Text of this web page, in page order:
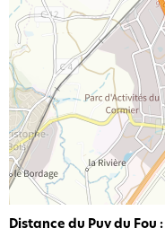
Distance du Puy du Fou :